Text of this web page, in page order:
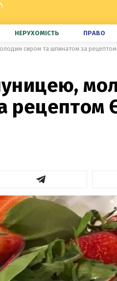
НЕРУХОМІСТЬ ПРАВО
сиром та шпинатом за
рецептом